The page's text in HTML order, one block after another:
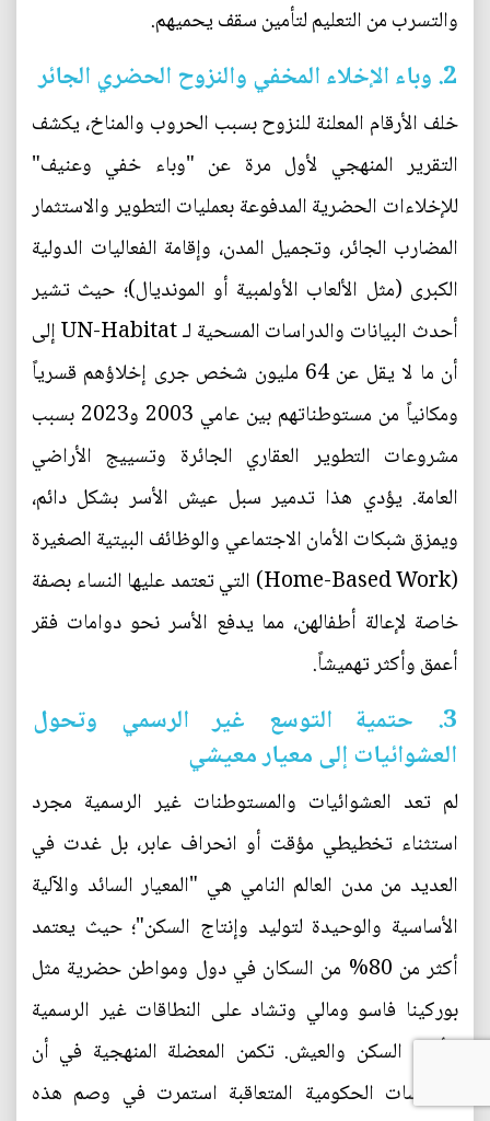
والتسرب من التعليم لتأمين سقف يحميهم.
2. وباء الإخلاء المخفي والنزوح الحضري الجائر
خلف الأرقام المعلنة للنزوح بسبب الحروب والمناخ، يكشف
التقرير المنهجي لأول مرة عن "وباء خفي وعنيف"
للإخلاءات الحضرية المدفوعة بعمليات التطوير والاستثمار
المضارب الجائر، وتجميل المدن، وإقامة الفعاليات الدولية
الكبرى (مثل الألعاب الأولمبية أو المونديال)؛ حيث تشير
أحدث البيانات والدراسات المسحية لـ UN-Habitat إلى
أن ما لا يقل عن 64 مليون شخص جرى إخلاؤهم قسرياً
ومكانياً من مستوطناتهم بين عامي 2003 و2023 بسبب
مشروعات التطوير العقاري الجائرة وتسييج الأراضي
العامة. يؤدي هذا تدمير سبل عيش الأسر بشكل دائم،
ويمزق شبكات الأمان الاجتماعي والوظائف البيتية الصغيرة
(Home-Based Work) التي تعتمد عليها النساء بصفة
خاصة لإعالة أطفالهن، مما يدفع الأسر نحو دوامات فقر
أعمق وأكثر تهميشاً.
3. حتمية التوسع غير الرسمي وتحول
العشوائيات إلى معيار معيشي
لم تعد العشوائيات والمستوطنات غير الرسمية مجرد
استثناء تخطيطي مؤقت أو انحراف عابر، بل غدت في
العديد من مدن العالم النامي هي "المعيار السائد والآلية
الأساسية والوحيدة لتوليد وإنتاج السكن"؛ حيث يعتمد
أكثر من 80% من السكان في دول ومواطن حضرية مثل
بوركينا فاسو ومالي وتشاد على النطاقات غير الرسمية
لتأمين السكن والعيش. تكمن المعضلة المنهجية في أن
السياسات الحكومية المتعاقبة استمرت في وصم هذه